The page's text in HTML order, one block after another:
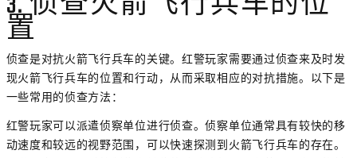
置
侦查是对抗火箭飞行兵车的关键。红警玩家需要通过侦查来及时发
现火箭飞行兵车的位置和行动，从而采取相应的对抗措施。以下是
一些常用的侦查方法：
红警玩家可以派遣侦察单位进行侦查。侦察单位通常具有较快的移
动速度和较远的视野范围，可以快速探测到火箭飞行兵车的存在。